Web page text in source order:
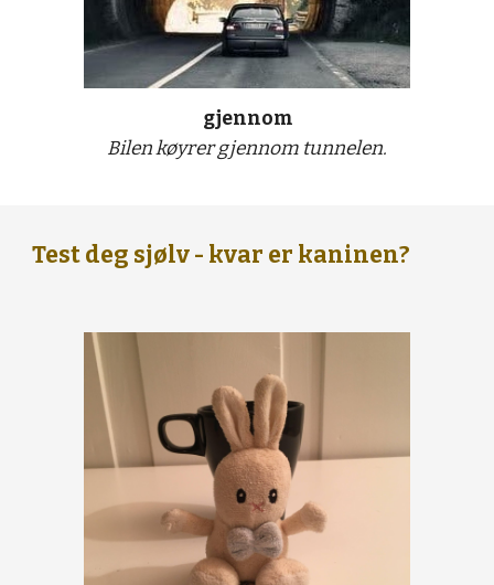
gjennom
Bilen køyrer gjennom tunnelen.
Test deg sjølv - kvar er kaninen?